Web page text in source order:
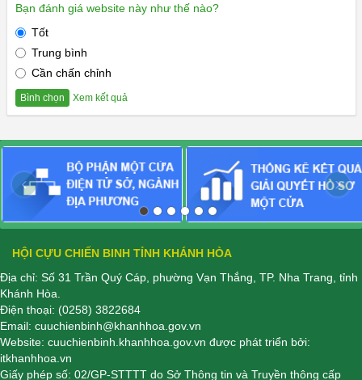
Bạn đánh giá website này như thế nào?
Tốt
Trung bình
Cần chấn chỉnh
Bình chọn Xem kết quả
‹ ›
HỘI CỰU CHIẾN BINH TỈNH KHÁNH HÒA
Địa chỉ: Số 31 Trần Quý Cáp, phường Vạn Thắng, TP. Nha Trang, tỉnh
Khánh Hòa.
Điện thoại: (0258) 3822684
Email: cuuchienbinh@khanhhoa.gov.vn
Website: cuuchienbinh.khanhhoa.gov.vn được phát triển bởi:
itkhanhhoa.vn
Giấy phép số: 02/GP-STTTT do Sở Thông tin và Truyền thông cấp